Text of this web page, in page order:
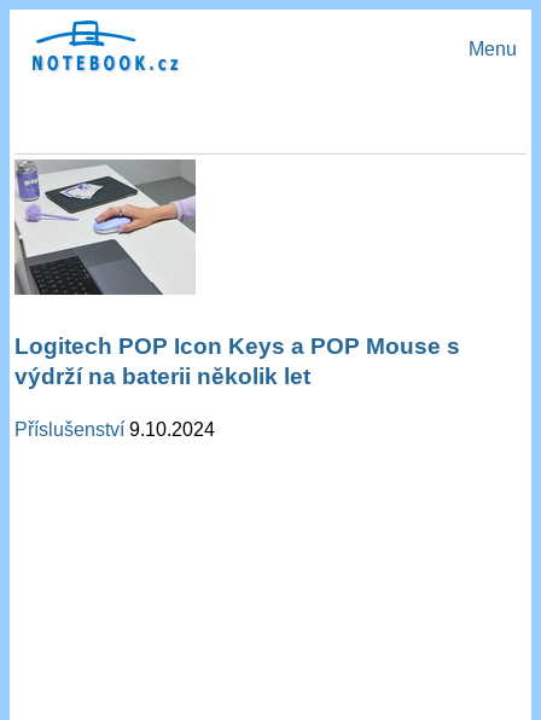
Menu
Logitech POP Icon Keys a POP Mouse s
výdrží na baterii několik let
Příslušenství 9.10.2024